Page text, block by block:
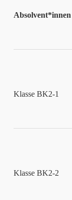
Klasse BK2-1
Klasse BK2-2